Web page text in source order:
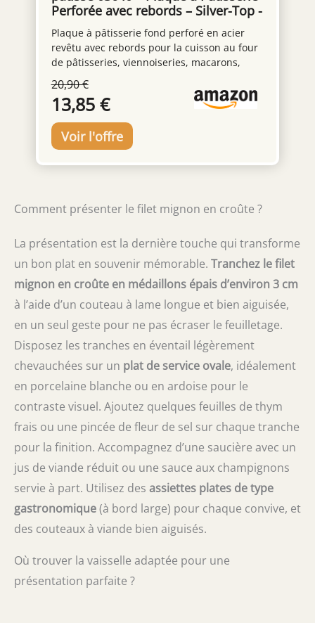
d’entretien. Le dos magnétique de la base
permet de la garder à portée de main sur le
réfrigérateur, le barbecue ou toute surface
métallique.
Perforée avec rebords – Silver-Top -
Acier revêtu, gris argenté 40x30cm
Plaque à pâtisserie fond perforé en acier
revêtu avec rebords pour la cuisson au four
de pâtisseries, viennoiseries, macarons,
recettes sucrées ou salées telles que pizzas,
quiches… A utiliser avec ou sans cercle à
pâtisserie En acier revêtu épaisseur
0.60mm, anti-adhésif, revêtement Skandia
by Whitford pour une cuisson uniforme et
optimale des préparations Croustillant
dorée, plus croustillante Très bonne
une température de 230°C au four. Facile à
nettoyer : lavage à la main avec du liquide
vaisselle. Ne pas utiliser d’objets tranchants
20,90 €
13,85 €
Comment présenter le filet mignon en croûte ?
La présentation est la dernière touche qui transforme
un bon plat en souvenir mémorable. Tranchez le filet
mignon en croûte en médaillons épais d’environ 3 cm
à l’aide d’un couteau à lame longue et bien aiguisée,
en un seul geste pour ne pas écraser le feuilletage.
Disposez les tranches en éventail légèrement
chevauchées sur un plat de service ovale, idéalement
en porcelaine blanche ou en ardoise pour le
contraste visuel. Ajoutez quelques feuilles de thym
frais ou une pincée de fleur de sel sur chaque tranche
pour la finition. Accompagnez d’une saucière avec un
jus de viande réduit ou une sauce aux champignons
servie à part. Utilisez des assiettes plates de type
gastronomique(à bord large) pour chaque convive, et
des couteaux à viande bien aiguisés.
Où trouver la vaisselle adaptée pour une
présentation parfaite ?